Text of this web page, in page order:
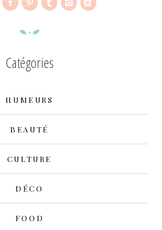
Catégories
HUMEURS
BEAUTÉ
CULTURE
DÉCO
FOOD